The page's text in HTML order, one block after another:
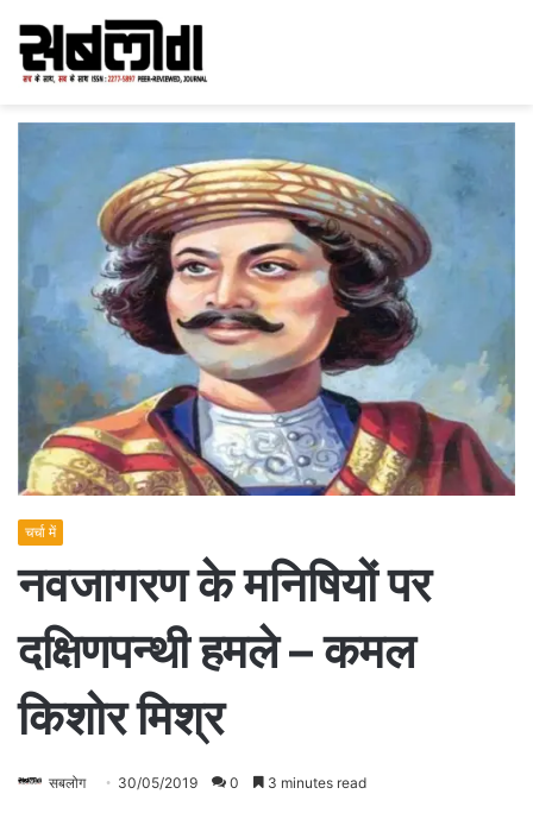
चर्चा में
नवजागरण के मनिषियों पर
दक्षिणपन्थी हमले – कमल
किशोर मिश्र
सबलोग 30/05/2019 0 3 minutes read